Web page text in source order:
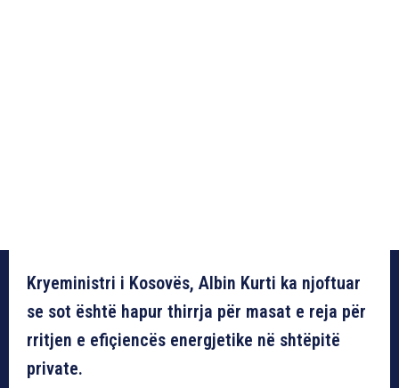
Kryeministri i Kosovës, Albin Kurti ka njoftuar
se sot është hapur thirrja për masat e reja për
rritjen e efiçiencës energjetike në shtëpitë
private.